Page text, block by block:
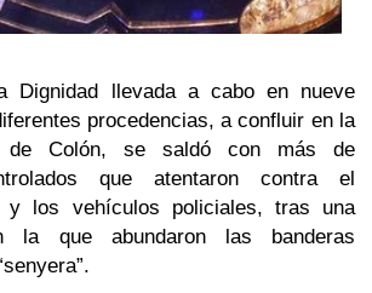
Dignidad llevada a cabo en nueve
procedencias, a confluir en la
de Colón, se saldó con más de
que atentaron contra el
y los vehículos policiales, tras una
la que abundaron las banderas